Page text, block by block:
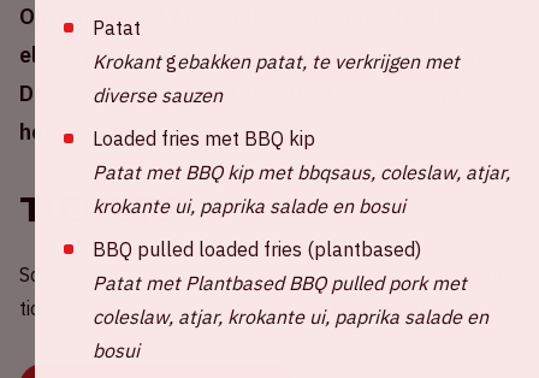
Op maandag 17 november speelt het Nederlands
elftal tegen Litouwen in de Johan Cruijff ArenA.
Deze wedstrijd is een kwalificatiewedstrijd voor
het WK 2026.
Tickets
Schreeuw jij Oranje naar de overwinning? Koop dan je nu
tickets voor Nederland - Litouwen via onze webshop!
Patat
Krokantgebakken patat, te verkrijgen met
diverse sauzen
Loaded fries met BBQ kip
Patat met BBQ kip met bbqsaus, coleslaw, atjar,
krokante ui, paprika salade en bosui
BBQ pulled loaded fries (plantbased)
Patat met Plantbased BBQ pulled pork met
coleslaw, atjar, krokante ui, paprika salade en
bosui